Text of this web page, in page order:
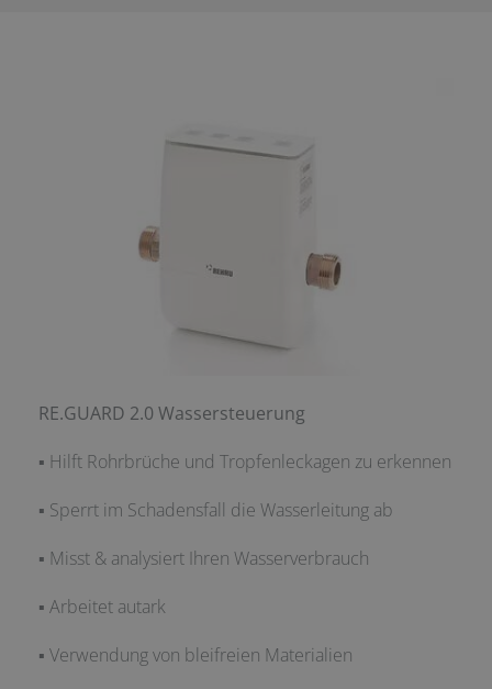
RE.GUARD 2.0 Wassersteuerung
▪ Hilft Rohrbrüche und Tropfenleckagen zu erkennen
▪ Sperrt im Schadensfall die Wasserleitung ab
▪ Misst & analysiert Ihren Wasserverbrauch
▪ Arbeitet autark
▪ Verwendung von bleifreien Materialien